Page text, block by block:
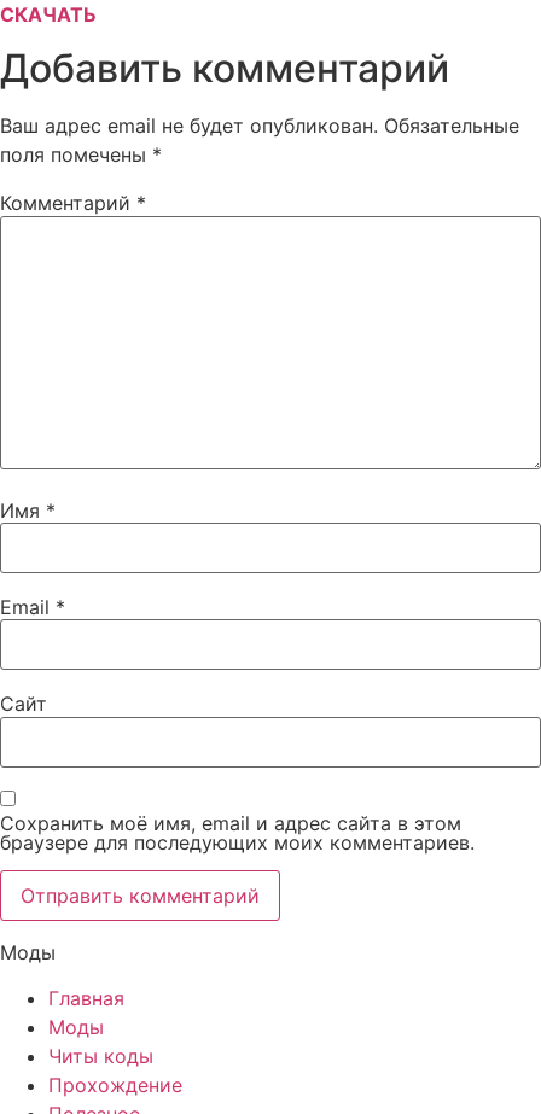
СКАЧАТЬ
Добавить комментарий
Ваш адрес email не будет опубликован. Обязательные
поля помечены *
Комментарий *
Имя *
Email *
Сайт
Сохранить моё имя, email и адрес сайта в этом
браузере для последующих моих комментариев.
Моды
Главная
Моды
Читы коды
Прохождение